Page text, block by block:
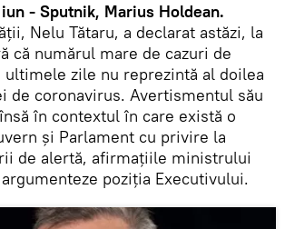
iun - Sputnik, Marius Holdean.
Nelu Tătaru, a declarat astăzi, la
că numărul mare de cazuri de
ultimele zile nu reprezintă al doilea
de coronavirus. Avertismentul său
în contextul în care există o
și Parlament cu privire la
de alertă, afirmațiile ministrului
poziția Executivului.